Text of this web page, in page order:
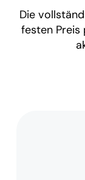
Die
festen